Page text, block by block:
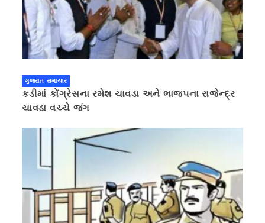
ગુજરાત સમાચાર
કડીમાં કોંગ્રેસના રમેશ ચાવડા અને ભાજપના રાજેન્દ્ર
ચાવડા વચ્ચે જંગ